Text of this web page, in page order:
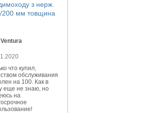
з нерж.
200 мм товщина
Ventura
что купил,
обслуживания
на 100. Как в
еще не знаю, но
на